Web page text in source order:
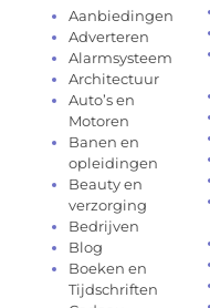
Aanbiedingen
Adverteren
Alarmsysteem
Architectuur
Auto’s en
Motoren
Banen en
opleidingen
Beauty en
verzorging
Bedrijven
Blog
Boeken en
Tijdschriften